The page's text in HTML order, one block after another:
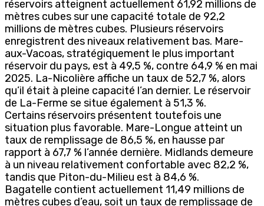
réservoirs atteignent actuellement 61,92 millions de
mètres cubes sur une capacité totale de 92,2
millions de mètres cubes. Plusieurs réservoirs
enregistrent des niveaux relativement bas. Mare-
aux-Vacoas, stratégiquement le plus important
réservoir du pays, est à 49,5 %, contre 64,9 % en mai
2025. La-Nicolière affiche un taux de 52,7 %, alors
qu’il était à pleine capacité l’an dernier. Le réservoir
de La-Ferme se situe également à 51,3 %.
Certains réservoirs présentent toutefois une
situation plus favorable. Mare-Longue atteint un
taux de remplissage de 86,5 %, en hausse par
rapport à 67,7 % l’année dernière. Midlands demeure
à un niveau relativement confortable avec 82,2 %,
tandis que Piton-du-Milieu est à 84,6 %.
Bagatelle contient actuellement 11,49 millions de
mètres cubes d’eau, soit un taux de remplissage de